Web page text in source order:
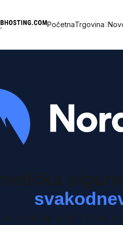
PočetnaTrgovina
i sakrijte svoj IP.
Block